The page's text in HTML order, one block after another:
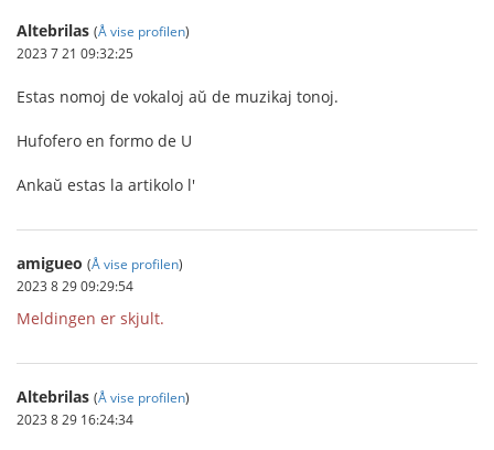
Altebrilas (Å vise profilen)
2023 7 21 09:32:25
Estas nomoj de vokaloj aŭ de muzikaj tonoj.
Hufofero en formo de U
Ankaŭ estas la artikolo l'
amigueo (Å vise profilen)
2023 8 29 09:29:54
Meldingen er skjult.
Altebrilas (Å vise profilen)
2023 8 29 16:24:34